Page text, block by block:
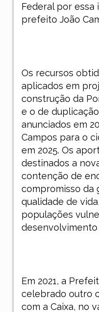
Federal por essa
prefeito João
Os recursos
aplicados em
construção da
e o de
anunciados em
Campos para o
em 2025. Os
destinados a
contenção de
compromisso da
qualidade de
populações
desenvolvimento
Em 2021, a
celebrado outro
com a Caixa, no